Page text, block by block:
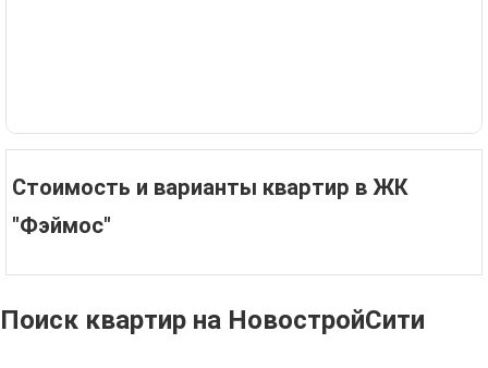
Стоимость и варианты квартир в ЖК
"Фэймос"
Поиск квартир на НовостройСити